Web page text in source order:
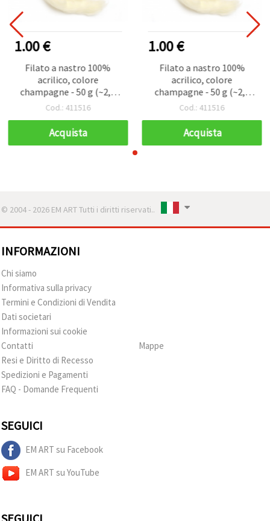
1.00 €
Filato a nastro 100%
acrilico, colore
champagne - 50 g (~2,9
m)
Cod.: 411516
Acquista
1.00 €
Filato a nastro 100%
acrilico, colore
champagne - 50 g (~2,9
m)
Cod.: 411516
Acquista
© 2004 - 2026 EM ART Tutti i diritti riservati..
INFORMAZIONI
Chi siamo
Informativa sulla privacy
Termini e Condizioni di Vendita
Dati societari
Informazioni sui cookie
Contatti
Resi e Diritto di Recesso
Spedizioni e Pagamenti
FAQ - Domande Frequenti
Mappe
SEGUICI
EM ART su Facebook
EM ART su YouTube